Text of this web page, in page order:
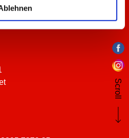
Scroll